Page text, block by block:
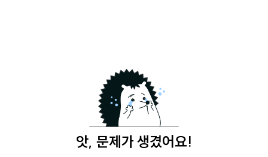
앗, 문제가 생겼어요!